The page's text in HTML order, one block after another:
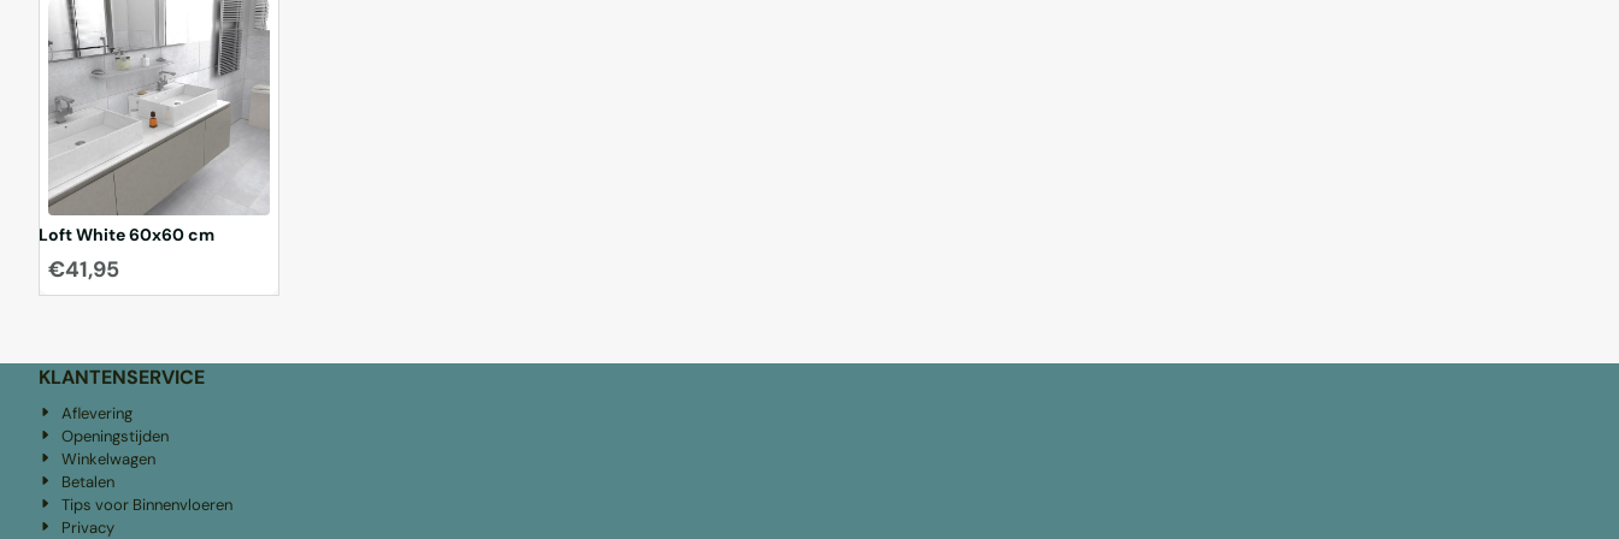
Loft White 60x60 cm
€41,95
KLANTENSERVICE
Aflevering
Openingstijden
Winkelwagen
Betalen
Tips voor Binnenvloeren
Privacy